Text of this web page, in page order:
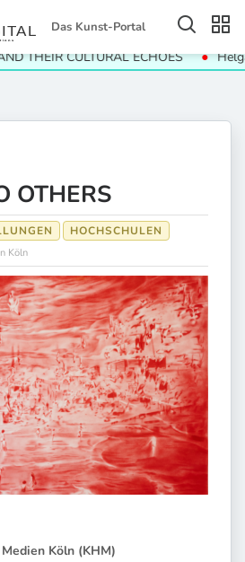
Das Kunst-Portal
CULTURAL ECHOES Helga
OTHERS
HOCHSCHULEN
Köln
Köln (KHM)